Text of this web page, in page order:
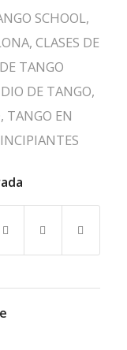
SCHOOL,
,CLASES DE
TANGO
DE TANGO,
, TANGO EN